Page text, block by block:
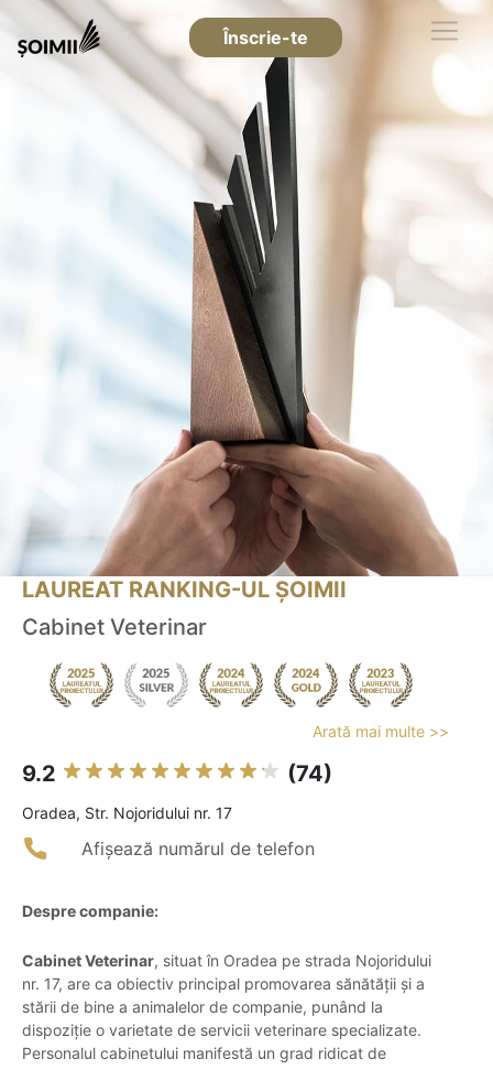
Înscrie-te
LAUREAT RANKING-UL ȘOIMII
Cabinet Veterinar
Arată mai multe >>
9.2 (74)
Oradea, Str. Nojoridului nr. 17
Afișează numărul de telefon
Despre companie:
Cabinet Veterinar, situat în Oradea pe strada Nojoridului
nr. 17, are ca obiectiv principal promovarea sănătății și a
stării de bine a animalelor de companie, punând la
dispoziție o varietate de servicii veterinare specializate.
Personalul cabinetului manifestă un grad ridicat de